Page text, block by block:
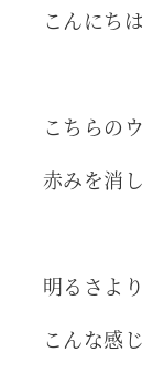
こんにち
こちらの
赤みを消
明るさよ
こんな感